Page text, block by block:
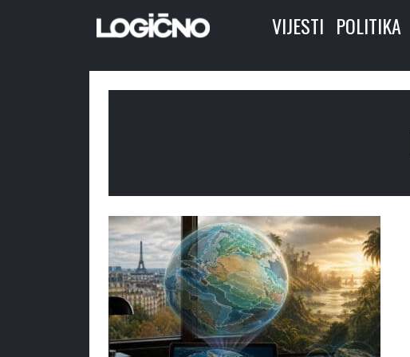
VIJESTI POLITIKA